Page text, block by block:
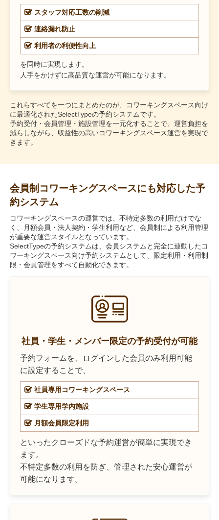
スタッフ対応工数の削減
連絡漏れ防止
利用者の利便性向上
を同時に実現します。
人手をかけずに高品質な運営が可能になります。
これらすべてを一つにまとめたのが、コワーキングスペース向け
に最適化されたSelectTypeの予約システムです。
予約受付・会員管理・施設管理を一元化することで、運営負担を
減らしながら、収益性の高いコワーキングスペース運営を実現で
きます。
会員制コワーキングスペースにも対応した予
約システム
コワーキングスペースの運営では、不特定多数の利用だけでな
く、月額会員・法人契約・学生利用など、会員制による利用管理
が重要な運営スタイルとなっています。
SelectTypeの予約システムは、会員システムと完全に連動したコ
ワーキングスペース向け予約システムとして、限定利用・利用制
限・会員管理をすべて自動化できます。
社員・学生・メンバー限定の予約受付が可能
予約フォームを、ログインした会員のみ利用可能
に設定することで、
社員専用コワーキングスペース
学生専用学内施設
月額会員限定利用
といったクローズドな予約運営が簡単に実現でき
ます。
不特定多数の利用を防ぎ、管理された安心運営が
可能になります。